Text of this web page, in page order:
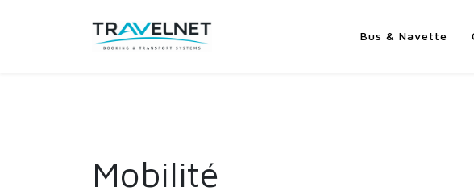
Bus & Navette
Mobilité